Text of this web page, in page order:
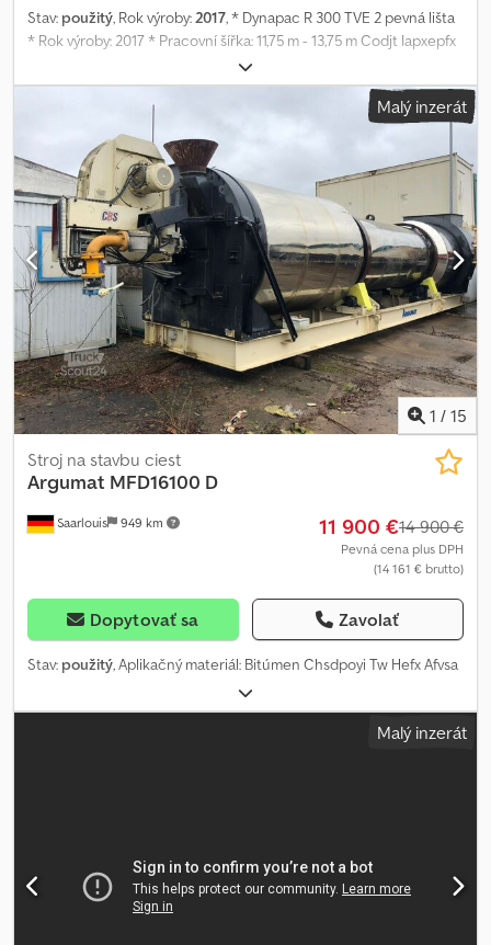
Stav: použitý, Rok výroby:2017, * Dynapac R 300 TVE 2 pevná lišta
* Rok výroby: 2017 * Pracovní šířka: 11,75 m - 13,75 m Codjt Iapxepfx
Afvjha * Více fotografií a videí přes Whatsapp * Uvedené
informace jsou bez záruky a prodej je vyhrazen mezitímním
Malý inzerát
1 / 15
Saarlouis 949 km
Stroj na stavbu ciest
Argumat MFD16100 D
11 900 €14 900 €
Pevná cena plus DPH
(14 161 € brutto)
Dopytovať sa Zavolať
Stav: použitý, Aplikačný materiál: Bitúmen Chsdpoyi Tw Hefx Afvsa
Malý inzerát